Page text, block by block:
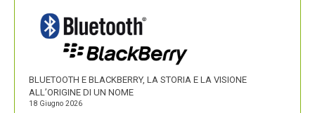
NOMI
DEI
SUOI
PRODOTTI
BLUETOOTH E BLACKBERRY, LA STORIA E LA VISIONE
ALL’ORIGINE DI UN NOME
18 Giugno 2026